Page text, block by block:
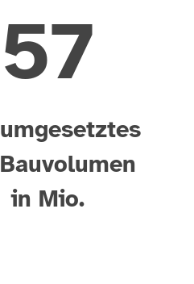
70
umgesetztes
Bauvolumen
in Mio.